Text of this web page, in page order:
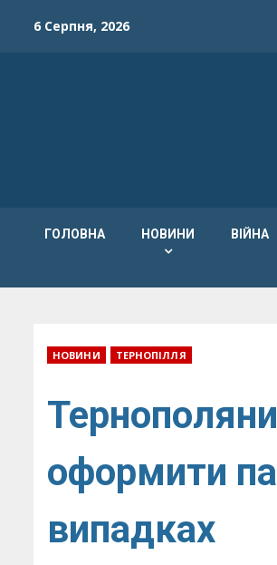
6 Серпня, 2026
ГОЛОВНА НОВИНИ ВІЙНА
НОВИНИ ТЕРНОПІЛЛЯ
оформити
випадках